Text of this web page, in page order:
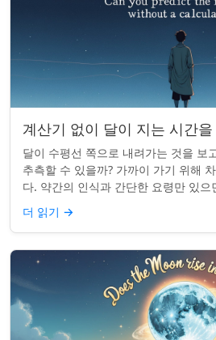
계산기 없이 달이 지는 시간
달이 수평선 쪽으로 내려가는 것을 보
추측할 수 있을까? 가까이 가기 위해
다. 약간의 인식과 간단한 요령만 있으
늘의 달 뜨는 시간을 알고...
더 읽기 →